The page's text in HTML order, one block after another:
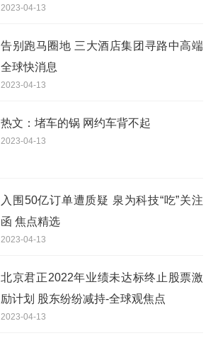
球速递
2023-04-13
告别跑马圈地 三大酒店集团寻路中高端
全球快消息
2023-04-13
热文：堵车的锅 网约车背不起
2023-04-13
入围50亿订单遭质疑 泉为科技“吃”关注
函 焦点精选
2023-04-13
北京君正2022年业绩未达标终止股票激
励计划 股东纷纷减持-全球观焦点
2023-04-13